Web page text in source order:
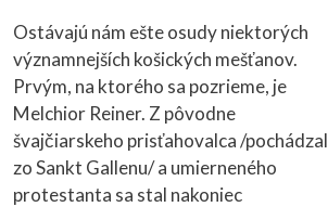
Ostávajú nám ešte osudy niektorých
významnejších košických mešťanov.
Prvým, na ktorého sa pozrieme, je
Melchior Reiner. Z pôvodne
švajčiarskeho prisťahovalca /pochádzal
zo Sankt Gallenu/ a umierneného
protestanta sa stal nakoniec